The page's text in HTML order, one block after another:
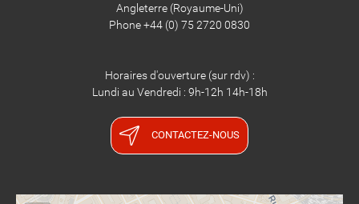
​​​​​​​Angleterre (Royaume-Uni)
Phone +44 (0) 75 2720 0830
Horaires d'ouverture (sur rdv) :
Lundi au Vendredi : 9h-12h 14h-18h
CONTACTEZ-NOUS